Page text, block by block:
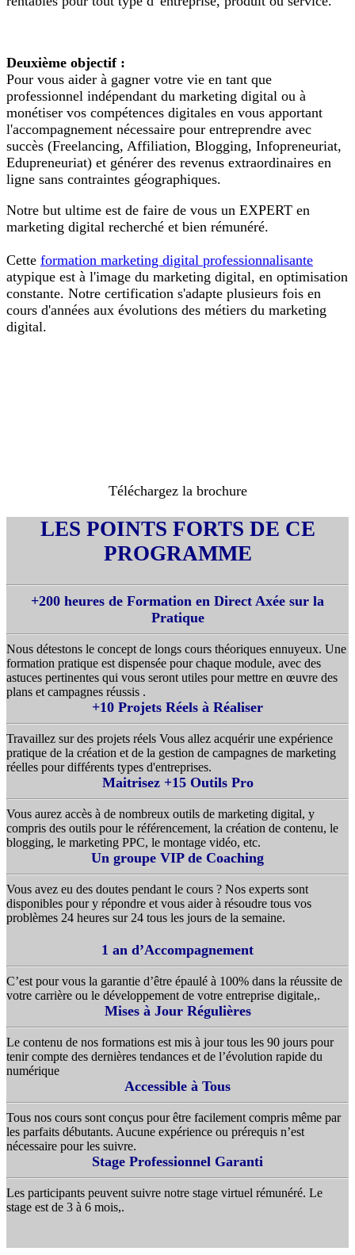
Deuxième objectif :
Pour vous aider à gagner votre vie en tant que
professionnel indépendant du marketing digital ou à
monétiser vos compétences digitales en vous apportant
l'accompagnement nécessaire pour entreprendre avec
succès (Freelancing, Affiliation, Blogging, Infopreneuriat,
Edupreneuriat) et générer des revenus extraordinaires en
ligne sans contraintes géographiques.
Notre but ultime est de faire de vous un EXPERT en
marketing digital recherché et bien rémunéré.
Cette formation marketing digital professionnalisante
atypique est à l'image du marketing digital, en optimisation
constante. Notre certification s'adapte plusieurs fois en
cours d'années aux évolutions des métiers du marketing
digital.
Téléchargez la brochure
LES POINTS FORTS DE CE
PROGRAMME
+200 heures de Formation en Direct Axée sur la
Pratique
Nous détestons le concept de longs cours théoriques ennuyeux. Une
formation pratique est dispensée pour chaque module, avec des
astuces pertinentes qui vous seront utiles pour mettre en œuvre des
plans et campagnes réussis .
+10 Projets Réels à Réaliser
Travaillez sur des projets réels Vous allez acquérir une expérience
pratique de la création et de la gestion de campagnes de marketing
réelles pour différents types d'entreprises.
Maitrisez +15 Outils Pro
Vous aurez accès à de nombreux outils de marketing digital, y
compris des outils pour le référencement, la création de contenu, le
blogging, le marketing PPC, le montage vidéo, etc.
Un groupe VIP de Coaching
Vous avez eu des doutes pendant le cours ? Nos experts sont
disponibles pour y répondre et vous aider à résoudre tous vos
problèmes 24 heures sur 24 tous les jours de la semaine.
1 an d’Accompagnement
C’est pour vous la garantie d’être épaulé à 100% dans la réussite de
votre carrière ou le développement de votre entreprise digitale,.
Mises à Jour Régulières
Le contenu de nos formations est mis à jour tous les 90 jours pour
tenir compte des dernières tendances et de l’évolution rapide du
numérique
Accessible à Tous
Tous nos cours sont conçus pour être facilement compris même par
les parfaits débutants. Aucune expérience ou prérequis n’est
nécessaire pour les suivre.
Stage Professionnel Garanti
Les participants peuvent suivre notre stage virtuel rémunéré. Le
stage est de 3 à 6 mois,.